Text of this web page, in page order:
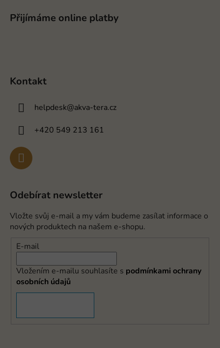
Přijímáme online platby
Kontakt
helpdesk@akva-tera.cz
+420 549 213 161
Odebírat newsletter
Vložte svůj e-mail a my vám budeme zasílat informace o
nových produktech na našem e-shopu.
E-mail
Vložením e-mailu souhlasíte s podmínkami ochrany
osobních údajů